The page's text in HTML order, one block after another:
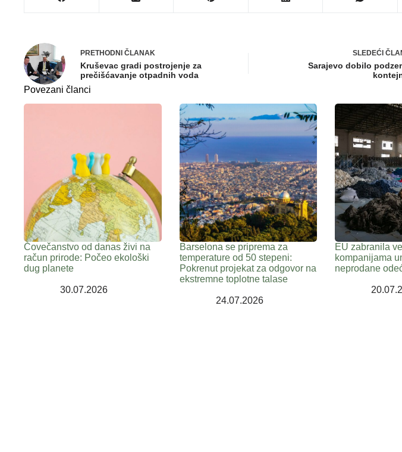
PRETHODNI ČLANAK
Kruševac gradi postrojenje za
prečišćavanje otpadnih voda
SLEDEĆI
Sarajevo dobilo
Povezani članci
Čovečanstvo od danas živi na
račun prirode: Počeo ekološki
dug planete
30.07.2026
Barselona se priprema za
temperature od 50 stepeni:
Pokrenut projekat za odgovor na
ekstremne toplotne talase
24.07.2026
EU zabranila
kompanijama
neprodane